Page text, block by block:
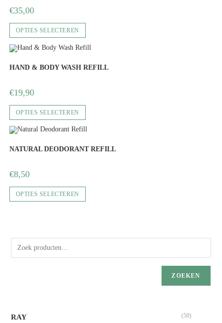
€35,00
OPTIES SELECTEREN
HAND & BODY WASH REFILL
€19,90
OPTIES SELECTEREN
NATURAL DEODORANT REFILL
€8,50
OPTIES SELECTEREN
ZOEKEN
RAY (50)